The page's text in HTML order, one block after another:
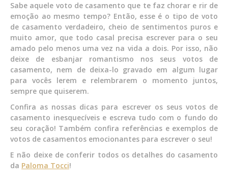
Sabe aquele voto de casamento que te faz chorar e rir de
emoção ao mesmo tempo? Então, esse é o tipo de voto
de casamento verdadeiro, cheio de sentimentos puros e
muito amor, que todo casal precisa escrever para o seu
amado pelo menos uma vez na vida a dois. Por isso, não
deixe de esbanjar romantismo nos seus votos de
casamento, nem de deixa-lo gravado em algum lugar
para vocês lerem e relembrarem o momento juntos,
sempre que quiserem.
Confira as nossas dicas para escrever os seus votos de
casamento inesquecíveis e escreva tudo com o fundo do
seu coração! Também confira referências e exemplos de
votos de casamentos emocionantes para escrever o seu!
E não deixe de conferir todos os detalhes do casamento
da Paloma Tocci!